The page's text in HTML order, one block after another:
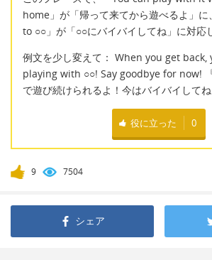
home」が「帰って来てから遊べるよ」
to ○○」が「○○にバイバイしてね」に対応
例文を少し変えて： When you get
playing with ○○! Say goodbye for now!
で遊び続けられるよ！今はバイバイしてね
役に立った 0
9 7504
シェア